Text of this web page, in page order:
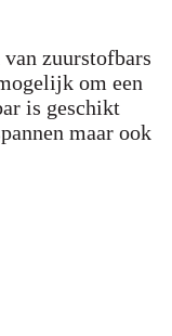
zuurstofbars
om een
is geschikt
maar ook